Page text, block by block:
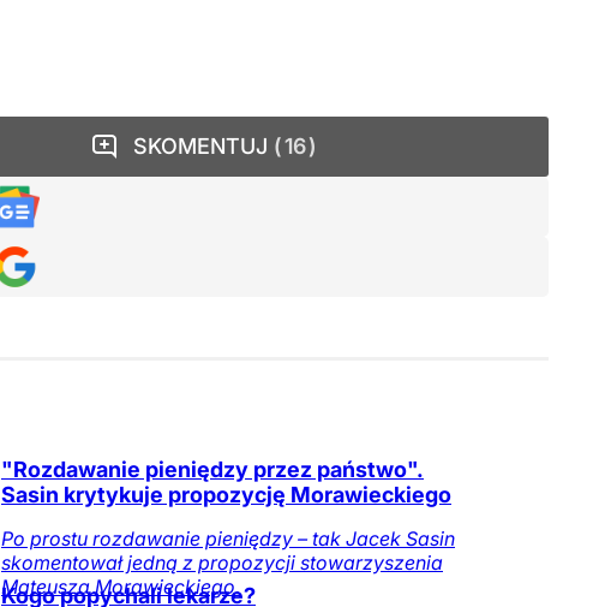
SKOMENTUJ 16
"Rozdawanie pieniędzy przez państwo".
Sasin krytykuje propozycję Morawieckiego
Po prostu rozdawanie pieniędzy – tak Jacek Sasin
skomentował jedną z propozycji stowarzyszenia
Mateusza Morawieckiego.
Kogo popychali lekarze?